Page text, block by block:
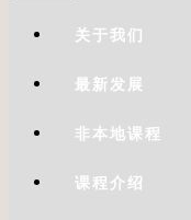
关于我们
最新发展
非本地课程
课程介绍